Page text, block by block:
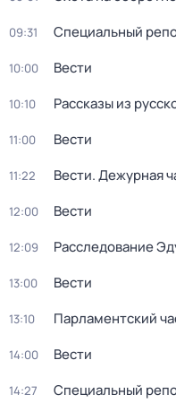
09:31 Специальный
10:00 Вести
10:10 Рассказы из
11:00 Вести
11:22 Вести. Дежурная
12:00 Вести
12:09 Расследование
13:00 Вести
13:10 Парламентский
14:00 Вести
14:27 Специальный